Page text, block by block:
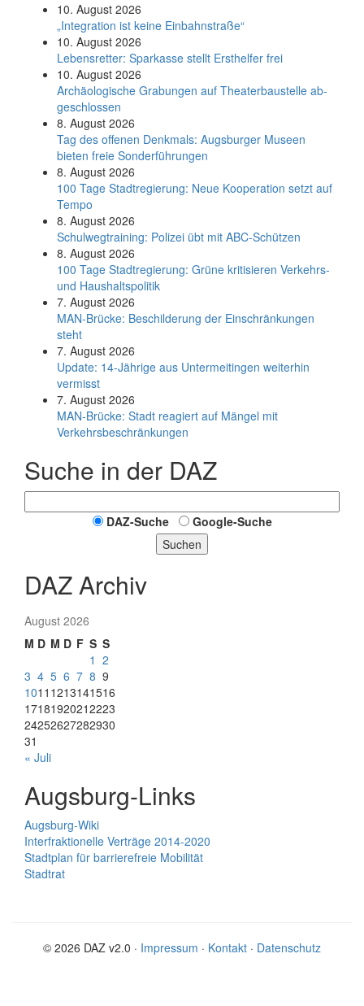
10. August 2026
„Integration ist keine Einbahnstraße“
10. August 2026
Le­bens­ret­ter: Spar­kas­se stellt Erst­hel­fer frei
10. August 2026
Ar­chäo­lo­gi­sche Gra­bun­gen auf Thea­ter­bau­stel­le ab­
ge­schlos­sen
8. August 2026
Tag des offenen Denkmals: Augsburger Museen
bieten freie Sonderführungen
8. August 2026
100 Tage Stadtregierung: Neue Kooperation setzt auf
Tempo
8. August 2026
Schul­weg­trai­ning: Poli­zei übt mit ABC-Schüt­zen
8. August 2026
100 Tage Stadtregierung: Grüne kritisieren Verkehrs-
und Haushaltspolitik
7. August 2026
MAN-Brücke: Beschilderung der Einschränkungen
steht
7. August 2026
Update: 14-Jährige aus Untermeitingen weiterhin
vermisst
7. August 2026
MAN-Brücke: Stadt reagiert auf Mängel mit
Verkehrsbeschränkungen
Suche in der DAZ
DAZ-Suche
Google-Suche
Suchen
DAZ Archiv
August 2026
M D M D F S S
1 2
3 4 5 6 7 8 9
1011 1213141516
17181920212223
24252627282930
31
« Juli
Augsburg-Links
Augsburg-Wiki
Interfraktionelle Verträge 2014-2020
Stadtplan für barrierefreie Mobilität
Stadtrat
© 2026 DAZ v2.0 · Impressum · Kontakt · Datenschutz